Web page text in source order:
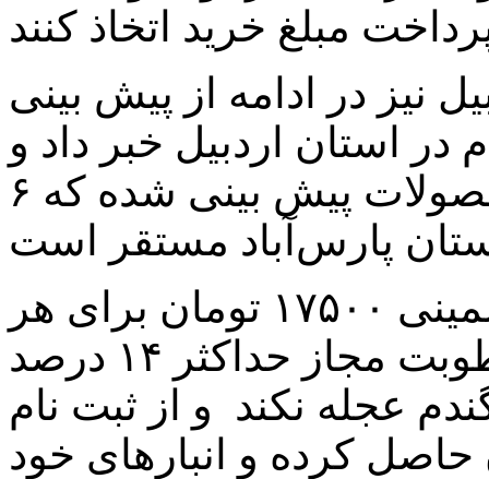
نیز در ادامه از پیش بینی
هزار تن گندم در استان اردبیل خبر داد و
گفت: ۱۶ مرکز برای خرید این محصولات پیش بینی شده که ۶
ودود ایرانیان از تعیین نرخ تضمینی ۱۷۵۰۰ تومان برای هر
کیلو گندم خبر داد و افزود: رطوبت مجاز حداکثر ۱۴ درصد
عجله نکند و از ثبت نام
حاصل کرده و انبارهای خود